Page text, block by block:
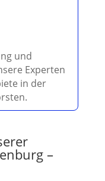
und
Experten
in der
–